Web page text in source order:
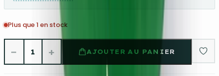
Plus que 1 en stock
− 1 + AJOUTER AU PANIER